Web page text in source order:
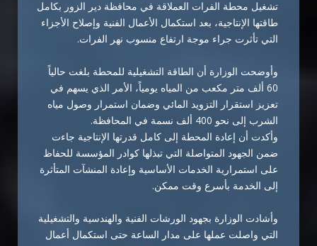
تشغيل محطة الفرات العملاقة في محافظة دير الزور بكامل
طاقتها الإنتاجية، بعد استكمال الأعمال الفنية وإصلاح الأجزاء
التي تأثرت جراء موجة ارتفاع منسوب نهر الفرات.
وأوضحت الوزارة أن الطاقة التشغيلية للمحطة بلغت حالياً
60 ألف متر مكعب من المياه يومياً، الأمر الذي يسهم في
تعزيز استقرار التزويد المائي وضمان استمرار وصول مياه
الشرب إلى نحو 400 ألف نسمة في المحافظة.
وأكدت أن إعادة المحطة إلى كامل قدرتها الإنتاجية جاءت
ضمن الجهود المتواصلة التي تبذلها كوادر المؤسسة للحفاظ
على استمرارية الخدمات الأساسية وإعادة المنشآت المتأثرة
إلى الخدمة بأسرع وقت ممكن.
وأشادت الوزارة بجهود الورشات الفنية والهندسية والتشغيلية
التي واصلت عملها على مدار الساعة حتى استكمال أعمال